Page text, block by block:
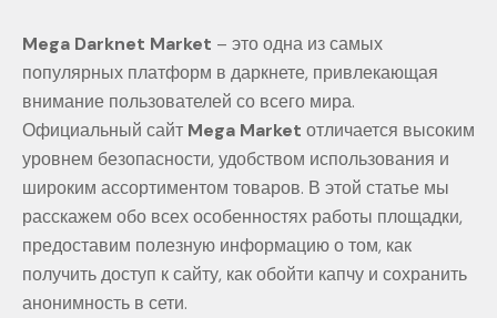
Mega Darknet Market – это одна из самых
популярных платформ в даркнете, привлекающая
внимание пользователей со всего мира.
Официальный сайт Mega Market отличается высоким
уровнем безопасности, удобством использования и
широким ассортиментом товаров. В этой статье мы
расскажем обо всех особенностях работы площадки,
предоставим полезную информацию о том, как
получить доступ к сайту, как обойти капчу и сохранить
анонимность в сети.